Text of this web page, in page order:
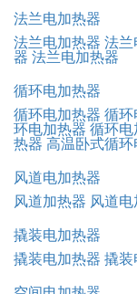
法兰电加热器
法兰电加热器 法兰
器 法兰电加热器
循环电加热器
循环电加热器 循环
环电加热器 循环电
热器 高温卧式循环
风道电加热器
风道加热器 风道
撬装电加热器
撬装电加热器 撬装